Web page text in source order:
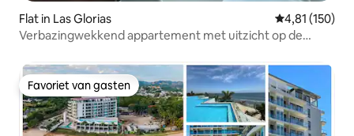
Flat in Las Glorias Gemiddelde
4,81 (150)
Verbazingwekkend appartement met uitzicht op de
Favoriet van gasten
Favoriet van gasten